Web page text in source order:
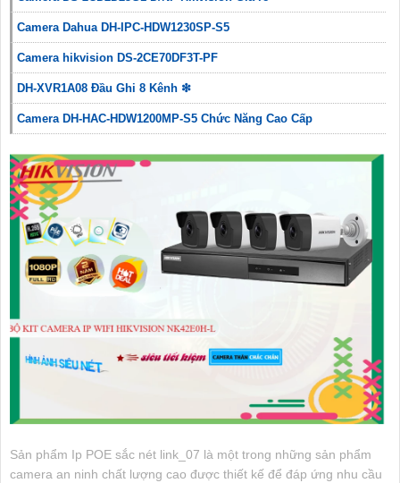
Camera Dahua DH-IPC-HDW1230SP-S5
Camera hikvision DS-2CE70DF3T-PF
DH-XVR1A08 Đầu Ghi 8 Kênh ❇
Camera DH-HAC-HDW1200MP-S5 Chức Năng Cao Cấp
Sản phẩm Ip POE sắc nét link_07 là một trong những sản phẩm
camera an ninh chất lượng cao được thiết kế để đáp ứng nhu cầu